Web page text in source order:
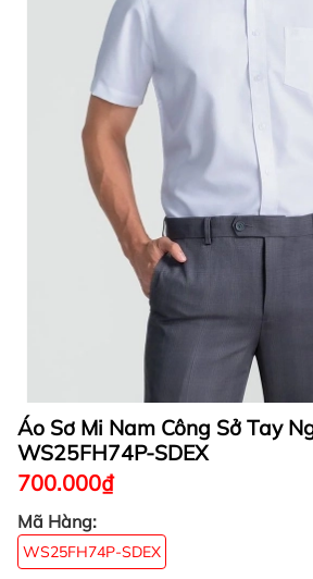
Áo Sơ Mi Nam Công Sở Tay
WS25FH74P-SDEX
700.000₫
Mã Hàng:
WS25FH74P-SDEX